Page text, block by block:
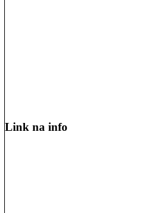
Link na info